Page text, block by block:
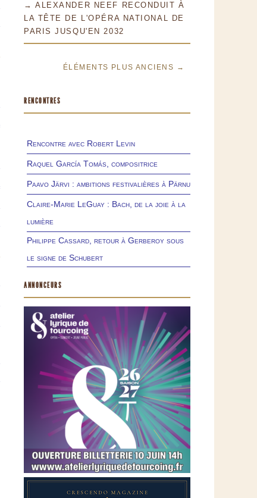
→ ALEXANDER NEEF RECONDUIT À
LA TÊTE DE L'OPÉRA NATIONAL DE
PARIS JUSQU'EN 2032
ÉLÉMENTS PLUS ANCIENS →
RENCONTRES
Rencontre avec Robert Levin
Raquel García Tomás, compositrice
Paavo Järvi : ambitions festivalières à Pärnu
Claire-Marie LeGuay : Bach, de la joie à la
lumière
Philippe Cassard, retour à Gerberoy sous
le signe de Schubert
ANNONCEURS